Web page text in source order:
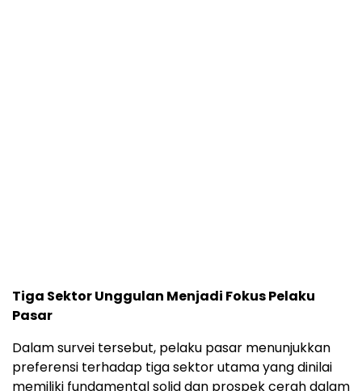
Tiga SektorUnggulan Menjadi FokusPelaku
Pasar
Dalamsurvei tersebut, pelaku pasar menunjukkan
preferensi terhadap tigasektorutamayangdinilai
memiliki fundamentalsoliddan prospekcerahdalam